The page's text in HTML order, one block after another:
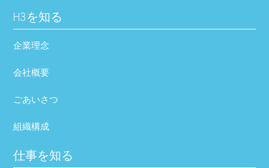
H3を知る
企業理念
会社概要
ごあいさつ
組織構成
仕事を知る